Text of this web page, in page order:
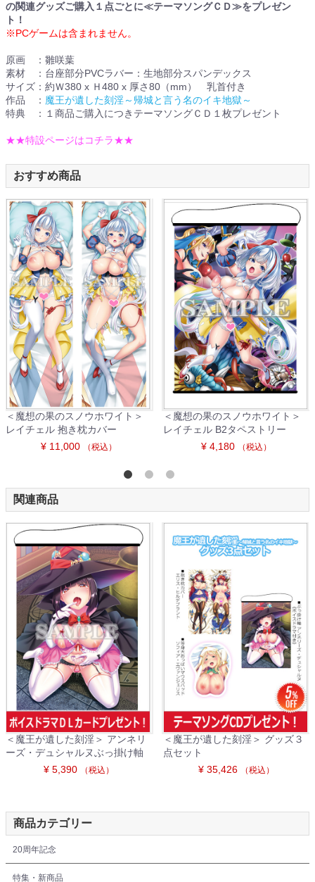
の関連グッズご購入１点ごとに≪テーマソングＣＤ≫をプレゼン
ト！
※PCゲームは含まれません。
原画 ：雛咲葉
素材 ：台座部分PVCラバー：生地部分スパンデックス
サイズ：約Ｗ380 x Ｈ480 x 厚さ80（mm） 乳首付き
作品 ： 魔王が遺した刻淫～帰城と言う名のイキ地獄～
特典 ：１商品ご購入につきテーマソングＣＤ１枚プレゼント
★★特設ページはコチラ★★
おすすめ商品
＜魔想の果のスノウホワイト＞
レイチェル 抱き枕カバー
¥ 11,000
（税込）
＜魔想の果のスノウホワイト＞
レイチェル B2タペストリー
¥ 4,180
（税込）
関連商品
＜魔王が遺した刻淫＞ アンネリ
ーズ・デュシャルヌぶっ掛け軸
¥ 5,390
（税込）
＜魔王が遺した刻淫＞ グッズ３
点セット
¥ 35,426
（税込）
商品カテゴリー
20周年記念
特集・新商品